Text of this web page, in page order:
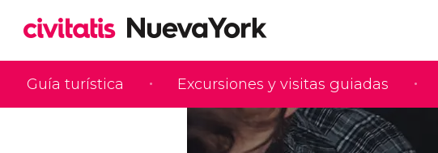
Guía turística Excursiones y visitas guiadas